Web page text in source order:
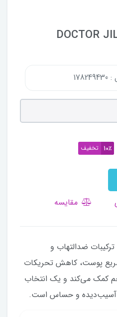
DOCTOR
10٪ تخفیف
مقایسه
ترکیبات ضدالتهاب و
سریع پوست، کاهش تحریکات
کمک می‌کند و یک انتخاب
آسیب‌دیده و حساس است.